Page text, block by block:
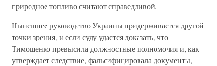
природное топливо считают справедливой.
Нынешнее руководство Украины придерживается другой
точки зрения, и если суду удастся доказать, что
Тимошенко превысила должностные полномочия и, как
утверждает следствие, фальсифицировала документы,